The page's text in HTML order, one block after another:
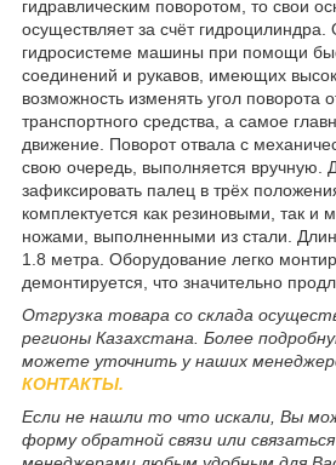
гидравлическим поворотом, то свои
осуществляет за счёт
гидросистеме машины при помощи
соединений и рукавов, имеющих
возможность изменять угол поворота
транспортного средства, а самое
движение. Поворот отвала с
свою очередь, выполняется вручную.
зафиксировать палец в трёх
комплектуется как резиновыми, так и
ножами, выполненными из стали.
1.8 метра. Оборудование легко
демонтируется, что значительно
Отгрузка товара со склада
регионы Казахстана. Более
можете уточнить у наших
КОНТАКТЫ.
Если не нашли то что искали, Вы
форму обратной связи или